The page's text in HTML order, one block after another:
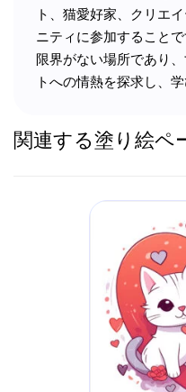
ト、猫愛好家、クリエ
ニティに参加すること
限界がない場所であり
トへの情熱を探求し、
関連する塗り絵ペ